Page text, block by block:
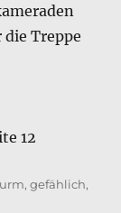
Treppe
12
,gefählich,